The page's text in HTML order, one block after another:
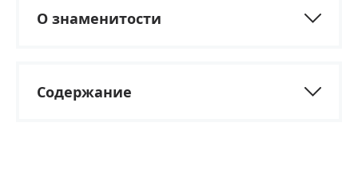
О знаменитости
Содержание